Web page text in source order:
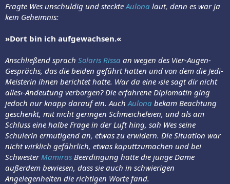
Fragte Wes unschuldig und steckte Aulona laut, denn es war ja
kein Geheimnis:
»Dort bin ich aufgewachsen.«
Anschließend sprach Solaris Rissa an wegen des Vier-Augen-
Gesprächs, das die beiden geführt hatten und von dem die Jedi-
Meisterin ihnen berichtet hatte. War da eine ›sie sagt dir nicht
alles‹-Andeutung verborgen? Die erfahrene Diplomatin ging
jedoch nur knapp darauf ein. Auch Aulona bekam Beachtung
geschenkt, mit nicht geringen Schmeicheleien, und als am
Schluss eine halbe Frage in der Luft hing, sah Wes seine
Schülerin ermutigend an, etwas zu erwidern. Die Situation war
nicht wirklich gefährlich, etwas kaputtzumachen und bei
Schwester Mamiras Beerdingung hatte die junge Dame
außerdem bewiesen, dass sie auch in schwierigen
Angelegenheiten die richtigen Worte fand.